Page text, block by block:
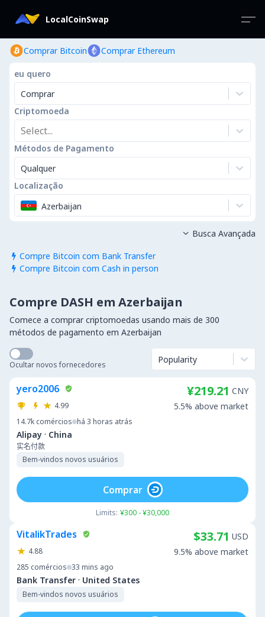
LocalCoinSwap
Comprar Bitcoin Comprar Ethereum
eu quero
Comprar
Criptomoeda
Select...
Métodos de Pagamento
Qualquer
Localização
Azerbaijan
 Compre Bitcoin com Bank Transfer
 Compre Bitcoin com Cash in person
 Busca Avançada
Compre DASH em Azerbaijan
Comece a comprar criptomoedas usando mais de 300
métodos de pagamento em Azerbaijan
Ocultar novos fornecedores Popularity
yero2006
4.99
14.7k comércios há 3 horas atrás
Alipay · China
实名付款
Bem-vindos novos usuários
¥219.21 CNY
5.5% above market
Limits: ¥300 - ¥30,000
Comprar
VitalikTrades
4.88
285 comércios 33 mins ago
Bank Transfer · United States
Bem-vindos novos usuários
$33.71 USD
9.5% above market